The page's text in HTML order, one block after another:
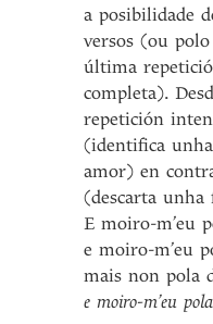
a posibilidade
versos (ou
última
completa).
repetición
(identifica
amor) en
(descarta
E moiro-m’eu
e moiro-m’eu
mais non pola
e moiro-m’eu